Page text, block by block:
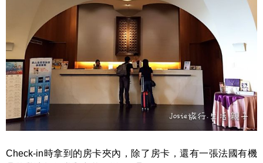
Check-in時拿到的房卡夾內，除了房卡，還有一張法國有機